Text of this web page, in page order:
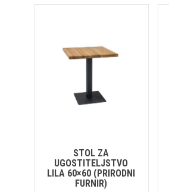
STOL ZA
UGOSTITELJSTVO
LILA 60×60 (PRIRODNI
FURNIR)